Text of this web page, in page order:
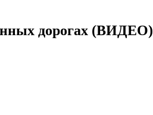
дорогах (ВИДЕО)